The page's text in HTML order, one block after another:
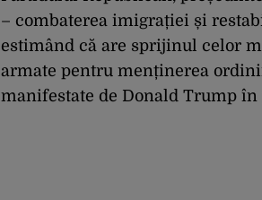
– combaterea imigrației și
estimând că are sprijinul celor
armate pentru menținerea
manifestate de Donald Trump